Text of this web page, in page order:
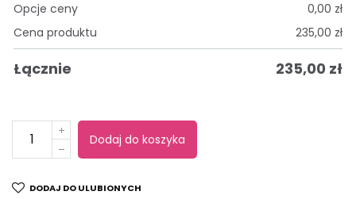
Opcje ceny 0,00 zł
Cena produktu
235,00 zł
Łącznie 235,00 zł
Dodaj do koszyka
DODAJ DO ULUBIONYCH